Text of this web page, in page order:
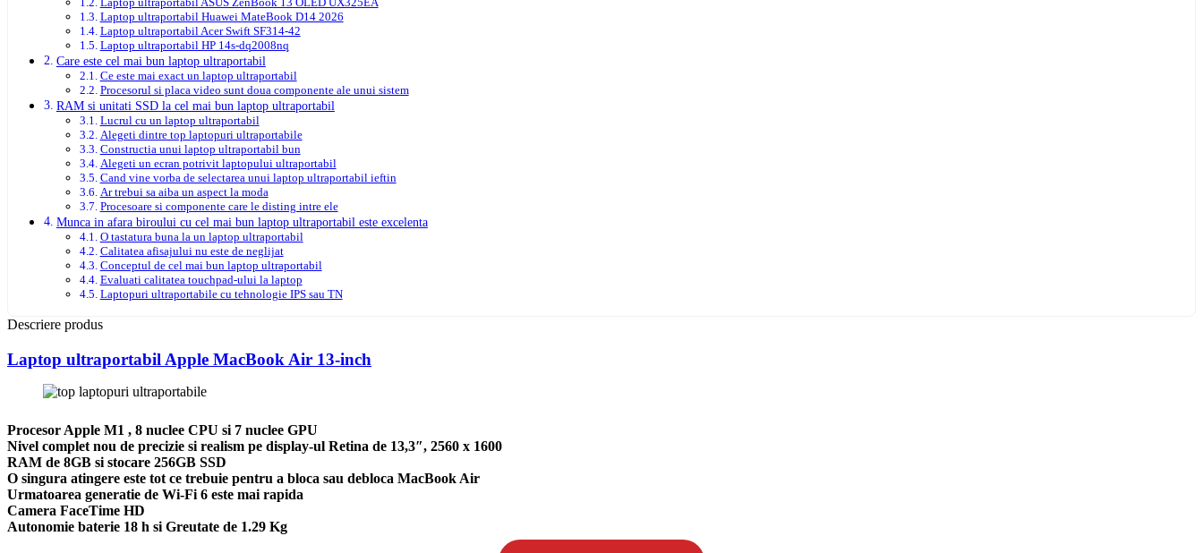
Laptop ultraportabil Huawei MateBook D14 2026
Laptop ultraportabil Acer Swift SF314-42
Laptop ultraportabil HP 14s-dq2008nq
Care este cel mai bun laptop ultraportabil
Ce este mai exact un laptop ultraportabil
Procesorul si placa video sunt doua componente ale unui sistem
RAM si unitati SSD la cel mai bun laptop ultraportabil
Lucrul cu un laptop ultraportabil
Alegeti dintre top laptopuri ultraportabile
Constructia unui laptop ultraportabil bun
Alegeti un ecran potrivit laptopului ultraportabil
Cand vine vorba de selectarea unui laptop ultraportabil ieftin
Ar trebui sa aiba un aspect la moda
Procesoare si componente care le disting intre ele
Munca in afara biroului cu cel mai bun laptop ultraportabil este excelenta
O tastatura buna la un laptop ultraportabil
Calitatea afisajului nu este de neglijat
Conceptul de cel mai bun laptop ultraportabil
Evaluati calitatea touchpad-ului la laptop
Laptopuri ultraportabile cu tehnologie IPS sau TN
Descriere produs
Laptop ultraportabil Apple MacBook Air 13-inch
Procesor Apple M1 , 8 nuclee CPU si 7 nuclee GPU
Nivel complet nou de precizie si realism pe display-ul Retina de 13,3″, 2560 x 1600
RAM de 8GB si stocare 256GB SSD
O singura atingere este tot ce trebuie pentru a bloca sau debloca MacBook Air
Urmatoarea generatie de Wi-Fi 6 este mai rapida
Camera FaceTime HD
Autonomie baterie 18 h si Greutate de 1.29 Kg